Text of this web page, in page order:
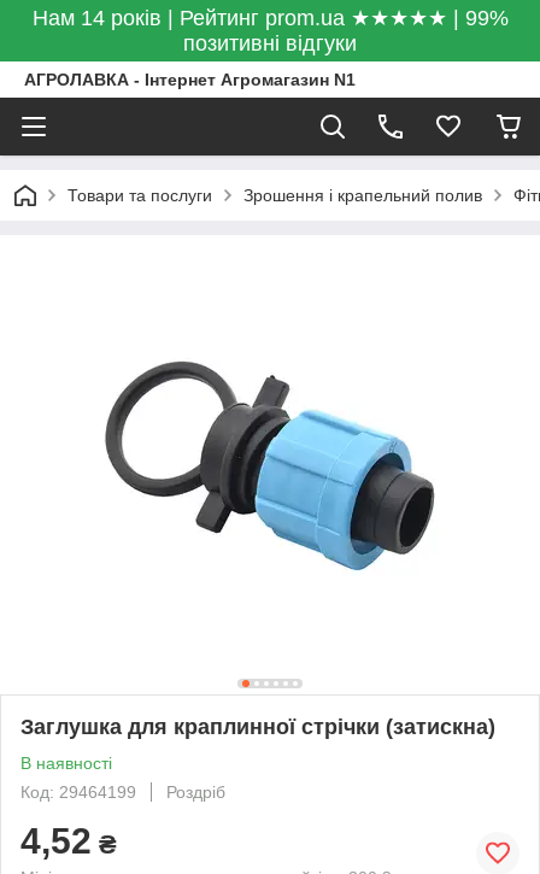
Нам 14 років | Рейтинг prom.ua ★★★★★ | 99%
позитивні відгуки
АГРОЛАВКА - Інтернет Агромагазин N1
Товари та послуги Зрошення і крапельний полив
Заглушка для краплинної стрічки (затискна)
В наявності
Код: 29464199
Роздріб
4,52 ₴